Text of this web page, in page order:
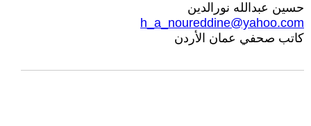
حسين عبدالله نورالدين
h_a_noureddine@yahoo.com
كاتب صحفي عمان الأردن